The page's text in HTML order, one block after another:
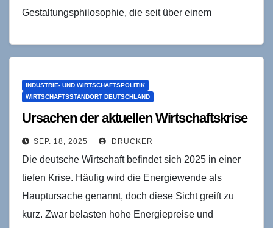
Gestaltungsphilosophie, die seit über einem
INDUSTRIE- UND WIRTSCHAFTSPOLITIK
WIRTSCHAFTSSTANDORT DEUTSCHLAND
Ursachen der aktuellen Wirtschaftskrise
SEP. 18, 2025 DRUCKER
Die deutsche Wirtschaft befindet sich 2025 in einer
tiefen Krise. Häufig wird die Energiewende als
Hauptursache genannt, doch diese Sicht greift zu
kurz. Zwar belasten hohe Energiepreise und